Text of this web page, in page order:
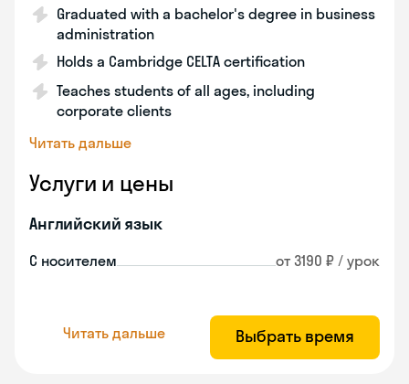
Graduated with a bachelor's degree in business
administration
Holds a Cambridge CELTA certification
Teaches students of all ages, including
corporate clients
Читать дальше
Услуги и цены
Английский язык
С носителем от 3190 ₽ / урок
Читать дальше Выбрать время